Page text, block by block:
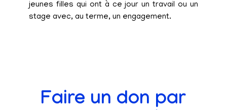
jeunes filles qui ont à ce jour un travail ou un
stage avec, au terme, un engagement.
Faire un don par